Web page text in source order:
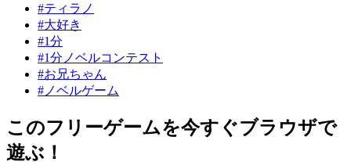
#ティラノ
#大好き
#1分
#1分ノベルコンテスト
#お兄ちゃん
#ノベルゲーム
このフリーゲームを今すぐブラウザで
遊ぶ！